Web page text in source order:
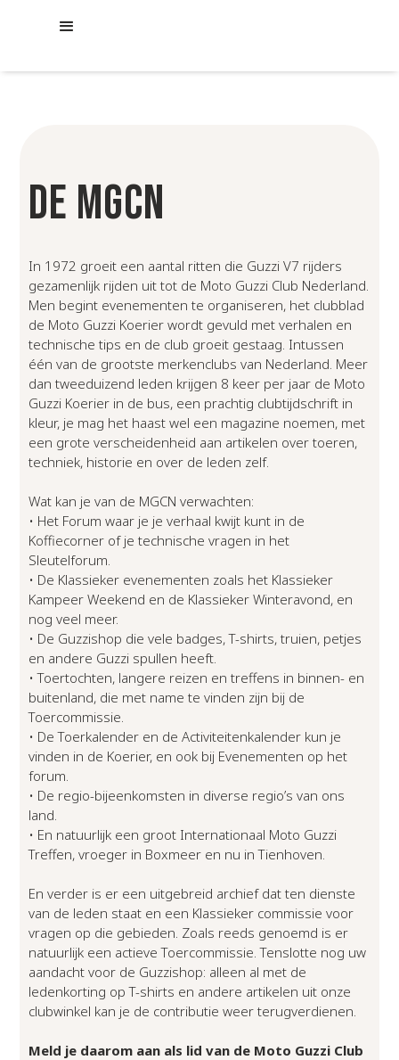
DE MGCN
In 1972 groeit een aantal ritten die Guzzi V7 rijders
gezamenlijk rijden uit tot de Moto Guzzi Club Nederland.
Men begint evenementen te organiseren, het clubblad
de Moto Guzzi Koerier wordt gevuld met verhalen en
technische tips en de club groeit gestaag. Intussen
één van de grootste merkenclubs van Nederland. Meer
dan tweeduizend leden krijgen 8 keer per jaar de Moto
Guzzi Koerier in de bus, een prachtig clubtijdschrift in
kleur, je mag het haast wel een magazine noemen, met
een grote verscheidenheid aan artikelen over toeren,
techniek, historie en over de leden zelf.
Wat kan je van de MGCN verwachten:
• Het Forum waar je je verhaal kwijt kunt in de
Koffiecorner of je technische vragen in het
Sleutelforum.
• De Klassieker evenementen zoals het Klassieker
Kampeer Weekend en de Klassieker Winteravond, en
nog veel meer.
• De Guzzishop die vele badges, T-shirts, truien, petjes
en andere Guzzi spullen heeft.
• Toertochten, langere reizen en treffens in binnen- en
buitenland, die met name te vinden zijn bij de
Toercommissie.
• De Toerkalender en de Activiteitenkalender kun je
vinden in de Koerier, en ook bij Evenementen op het
forum.
• De regio-bijeenkomsten in diverse regio’s van ons
land.
• En natuurlijk een groot Internationaal Moto Guzzi
Treffen, vroeger in Boxmeer en nu in Tienhoven.
En verder is er een uitgebreid archief dat ten dienste
van de leden staat en een Klassieker commissie voor
vragen op die gebieden. Zoals reeds genoemd is er
natuurlijk een actieve Toercommissie. Tenslotte nog uw
aandacht voor de Guzzishop: alleen al met de
ledenkorting op T-shirts en andere artikelen uit onze
clubwinkel kan je de contributie weer terugverdienen.
Meld je daarom aan als lid van de Moto Guzzi Club